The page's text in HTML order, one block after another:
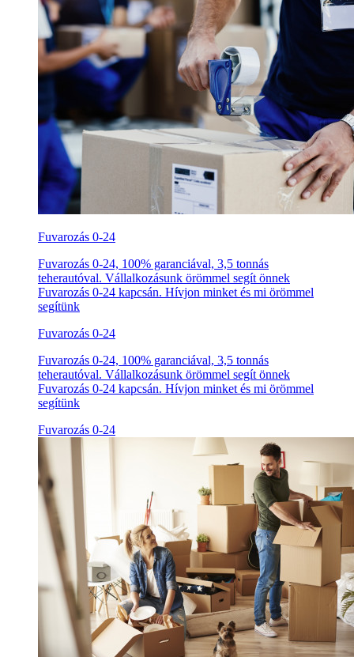
Fuvarozás 0-24
Fuvarozás 0-24, 100% garanciával, 3,5 tonnás
teherautóval. Vállalkozásunk örömmel segít önnek
Fuvarozás 0-24 kapcsán. Hívjon minket és mi örömmel
segítünk
Fuvarozás 0-24
Fuvarozás 0-24, 100% garanciával, 3,5 tonnás
teherautóval. Vállalkozásunk örömmel segít önnek
Fuvarozás 0-24 kapcsán. Hívjon minket és mi örömmel
segítünk
Fuvarozás 0-24